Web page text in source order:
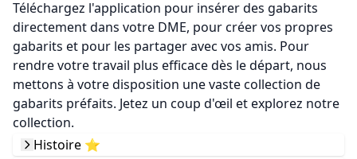
App web
S'inscrire
Téléchargez l'application pour insérer des gabarits
directement dans votre DME, pour créer vos propres
gabarits et pour les partager avec vos amis. Pour
rendre votre travail plus efficace dès le départ, nous
mettons à votre disposition une vaste collection de
gabarits préfaits. Jetez un coup d'œil et explorez notre
collection.
Histoire ⭐️